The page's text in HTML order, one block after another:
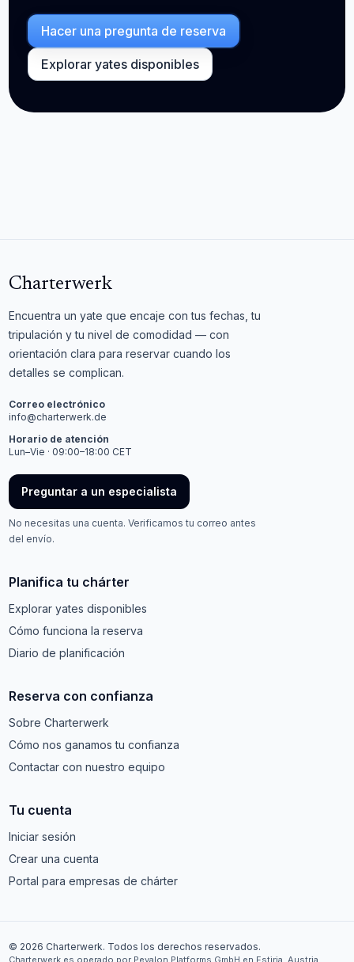
Hacer una pregunta de reserva
Explorar yates disponibles
Charterwerk
Encuentra un yate que encaje con tus fechas, tu
tripulación y tu nivel de comodidad — con
orientación clara para reservar cuando los
detalles se complican.
Correo electrónico
info@charterwerk.de
Horario de atención
Lun–Vie · 09:00–18:00 CET
Preguntar a un especialista
No necesitas una cuenta. Verificamos tu correo antes
del envío.
Planifica tu chárter
Explorar yates disponibles
Cómo funciona la reserva
Diario de planificación
Reserva con confianza
Sobre Charterwerk
Cómo nos ganamos tu confianza
Contactar con nuestro equipo
Tu cuenta
Iniciar sesión
Crear una cuenta
Portal para empresas de chárter
© 2026 Charterwerk. Todos los derechos reservados.
Charterwerk es operado por Pevalon Platforms GmbH en Estiria, Austria.